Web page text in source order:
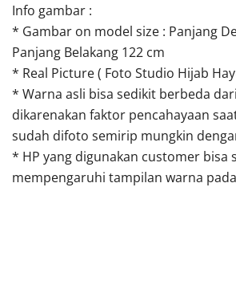
Info gambar :
* Gambar on model size : Panjang
Panjang Belakang 122 cm
* Real Picture ( Foto Studio Hijab
* Warna asli bisa sedikit berbeda
dikarenakan faktor pencahayaan
sudah difoto semirip mungkin
* HP yang digunakan customer bisa
mempengaruhi tampilan warna